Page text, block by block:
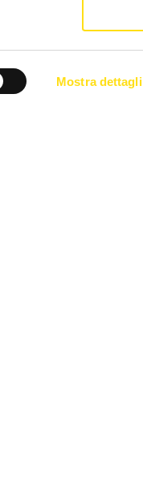
Mostra dettagli